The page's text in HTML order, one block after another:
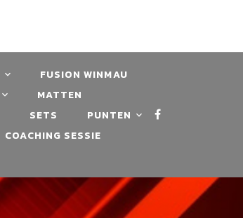
FUSION WINMAU
MATTEN
SETS
PUNTEN
COACHING SESSIE